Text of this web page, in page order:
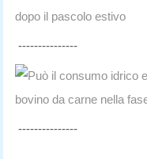
dopo il pascolo estivo
---------------
Può il consumo idrico
bovino da carne nella
---------------